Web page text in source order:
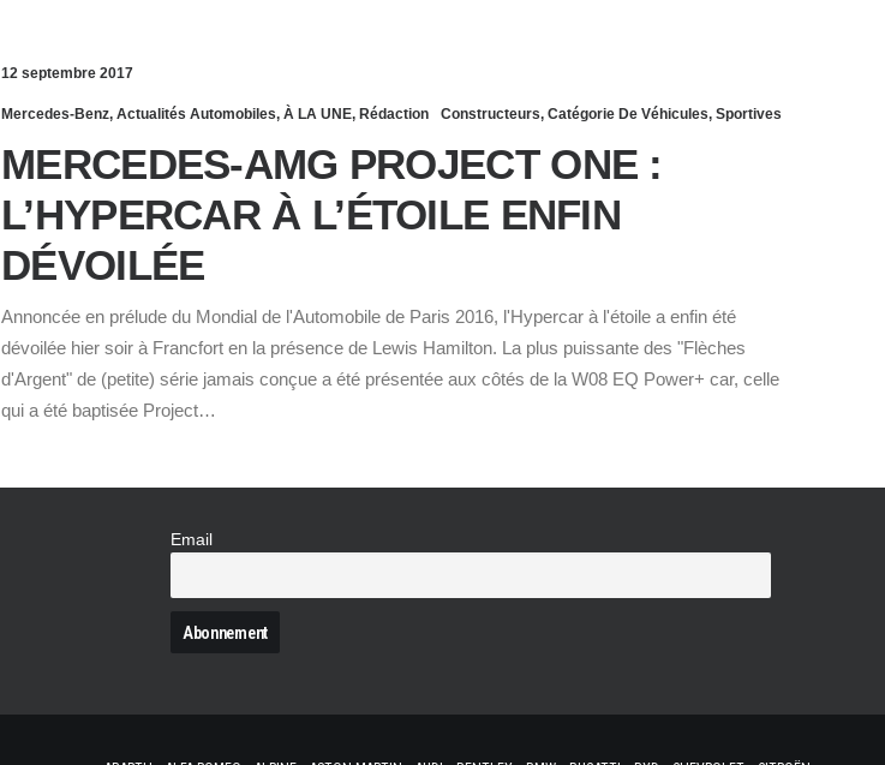
12 septembre 2017
Mercedes-Benz, Actualités Automobiles, À LA UNE, Rédaction Constructeurs, Catégorie De Véhicules, Sportives
MERCEDES-AMG PROJECT ONE :
L’HYPERCAR À L’ÉTOILE ENFIN
DÉVOILÉE
Annoncée en prélude du Mondial de l'Automobile de Paris 2016, l'Hypercar à l'étoile a enfin été
dévoilée hier soir à Francfort en la présence de Lewis Hamilton. La plus puissante des "Flèches
d'Argent" de (petite) série jamais conçue a été présentée aux côtés de la W08 EQ Power+ car, celle
qui a été baptisée Project…
Email